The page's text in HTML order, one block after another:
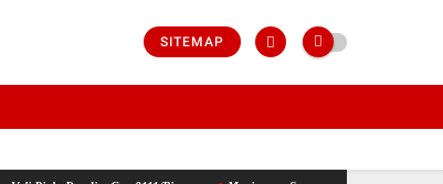
SITEMAP